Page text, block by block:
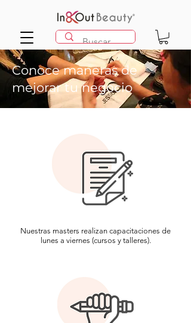
Conoce maneras de
mejorar tu negocio
Nuestras masters realizan capacitaciones de
lunes a viernes (cursos y talleres).